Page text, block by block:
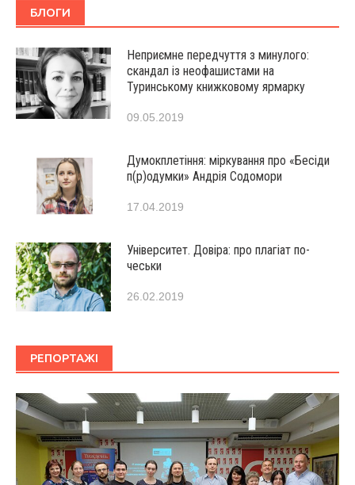
БЛОГИ
Неприємне передчуття з минулого:
скандал із неофашистами на
Туринському книжковому ярмарку
09.05.2019
Думокплетіння: міркування про «Бесіди
п(р)одумки» Андрія Содомори
17.04.2019
Університет. Довіра: про плагіат по-
чеськи
26.02.2019
РЕПОРТАЖІ